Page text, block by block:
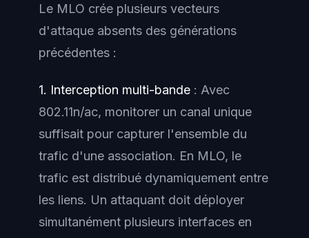
Le MLO crée plusieurs vecteurs
d'attaque absents des générations
précédentes :
1. Interception multi-bande : Avec
802.11n/ac, monitorer un canal unique
suffisait pour capturer l'ensemble du
trafic d'une association. En MLO, le
trafic est distribué dynamiquement entre
les liens. Un attaquant doit déployer
simultanément plusieurs interfaces en